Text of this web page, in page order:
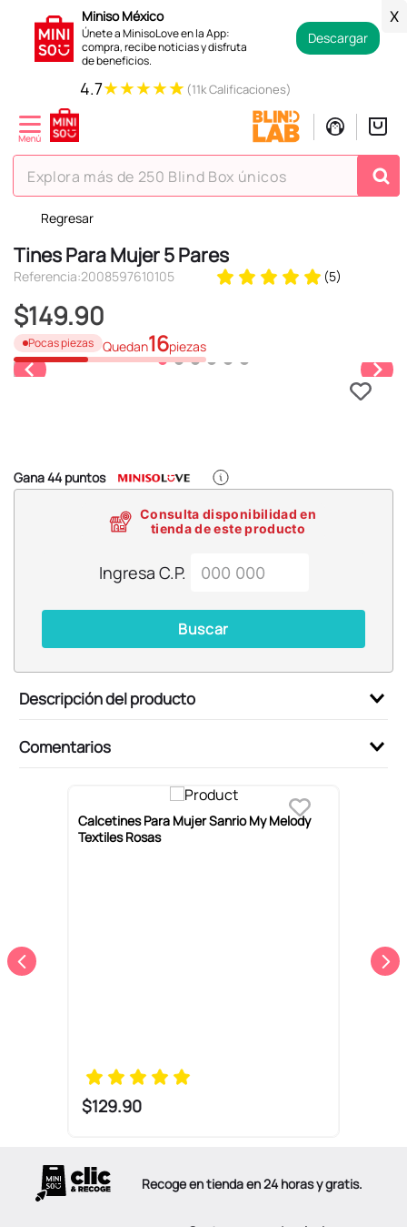
Miniso México
Únete a MinisoLove en la App:
compra, recibe noticias y disfruta
de beneficios.
Descargar
X
4.7★★★★★ (11k Calificaciones)
Explora más de 250 Blind Box únicos
Regresar
Tines Para Mujer 5 Pares
Referencia:2008597610105 (5)
$149.90
Pocas piezas Quedan16piezas
Gana44puntos
Consulta disponibilidad en
tienda de este producto
Ingresa C.P.
Buscar
Descripción del producto
Comentarios
Calcetines Para Mujer Sanrio My Melody
Textiles Rosas
$129.90
Recoge en tienda en 24 horas y gratis.
TÉRMINOS MÁS BUSCADOS
1.
hello kitty
2.
spiderman
3.
peluche
4.
osito cariñosito
5.
8.
bts